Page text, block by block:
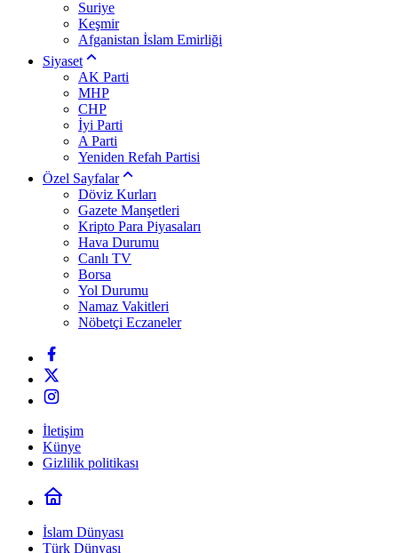
Suriye
Keşmir
Afganistan İslam Emirliği
Siyaset
AK Parti
MHP
CHP
İyi Parti
A Parti
Yeniden Refah Partisi
Özel Sayfalar
Döviz Kurları
Gazete Manşetleri
Kripto Para Piyasaları
Hava Durumu
Canlı TV
Borsa
Yol Durumu
Namaz Vakitleri
Nöbetçi Eczaneler
İletişim
Künye
Gizlilik politikası
İslam Dünyası
Türk Dünyası